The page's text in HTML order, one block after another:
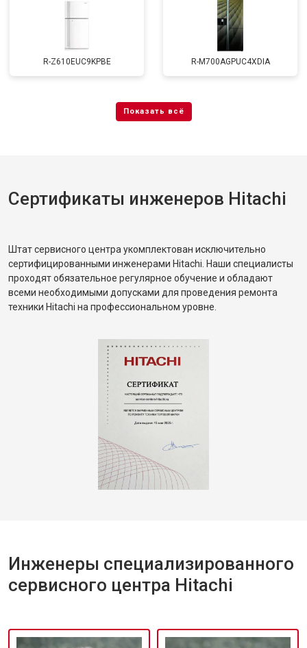
R-Z610EUC9KPBE R-M700AGPUC4XDIA
Сертификаты инженеров Hitachi
Штат сервисного центра укомплектован исключительно
сертифицированными инженерами Hitachi. Наши специалисты
проходят обязательное регулярное обучение и обладают
всеми необходимыми допусками для проведения ремонта
техники Hitachi на профессиональном уровне.
Инженеры специализированного
сервисного центра Hitachi